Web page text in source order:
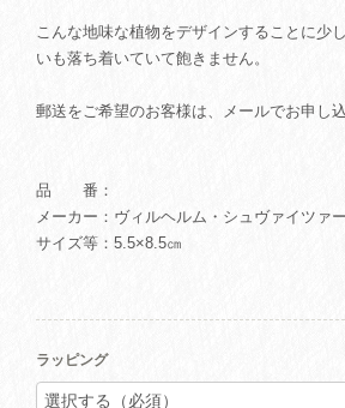
こんな地味な植物をデザインすることに少
いも落ち着いていて飽きません。
郵送をご希望のお客様は、メールでお申し
品 番：
メーカー：ヴィルヘルム・シュヴァイツァ
サイズ等：5.5×8.5㎝
ラッピング